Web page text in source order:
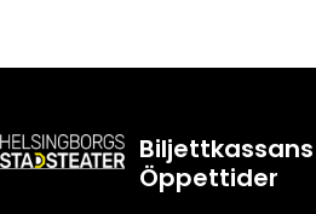
Biljettkassans
Öppettider